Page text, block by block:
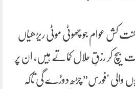
کش عوام جو چھوٹی موٹی ریڑھیاں
بیچ کر رزقِ حلال کماتے ہیں، ان پر
والی "فورس” چڑھ دوڑے گی تاکہ